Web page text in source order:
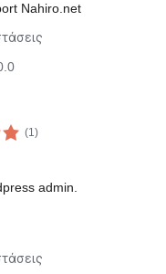
Nahiro.net
(1αξιολογήσεις
σύνολο
)
admin.